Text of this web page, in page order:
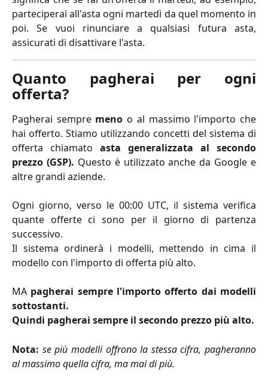
parteciperai all'asta ogni martedì da quel momento in
poi. Se vuoi rinunciare a qualsiasi futura asta,
assicurati di disattivare l'asta.
Quanto pagherai per ogni
offerta?
Pagherai sempre meno o al massimo l'importo che
hai offerto. Stiamo utilizzando concetti del sistema di
offerta chiamato asta generalizzata al secondo
prezzo (GSP). Questo è utilizzato anche da Google e
altre grandi aziende.
Ogni giorno, verso le 00:00 UTC, il sistema verifica
quante offerte ci sono per il giorno di partenza
successivo.
Il sistema ordinerà i modelli, mettendo in cima il
modello con l'importo di offerta più alto.
MA pagherai sempre l'importo offerto dai modelli
sottostanti.
Quindi pagherai sempre il secondo prezzo più alto.
Nota: se più modelli offrono la stessa cifra, pagheranno
al massimo quella cifra, ma mai di più.